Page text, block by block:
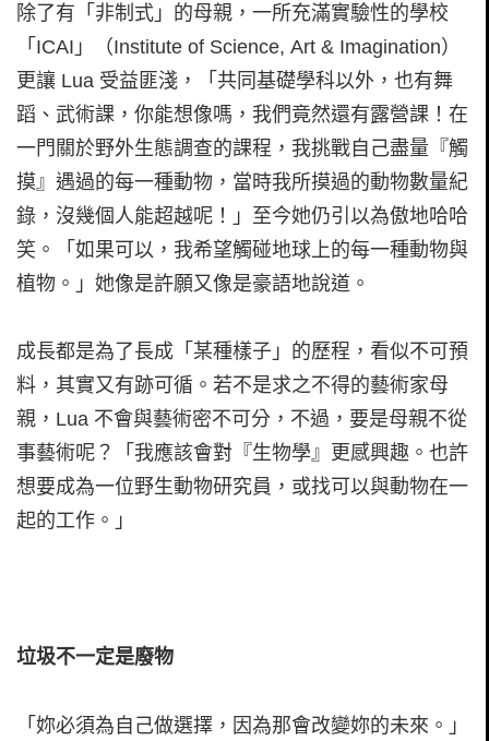
除了有「非制式」的母親，一所充滿實驗性的學校
「ICAI」（Institute of Science, Art & Imagination）
更讓 Lua 受益匪淺，「共同基礎學科以外，也有舞
蹈、武術課，你能想像嗎，我們竟然還有露營課！在
一門關於野外生態調查的課程，我挑戰自己盡量『觸
摸』遇過的每一種動物，當時我所摸過的動物數量紀
錄，沒幾個人能超越呢！」至今她仍引以為傲地哈哈
笑。「如果可以，我希望觸碰地球上的每一種動物與
植物。」她像是許願又像是豪語地說道。
成長都是為了長成「某種樣子」的歷程，看似不可預
料，其實又有跡可循。若不是求之不得的藝術家母
親，Lua 不會與藝術密不可分，不過，要是母親不從
事藝術呢？「我應該會對『生物學』更感興趣。也許
想要成為一位野生動物研究員，或找可以與動物在一
起的工作。」
垃圾不一定是廢物
「妳必須為自己做選擇，因為那會改變妳的未來。」